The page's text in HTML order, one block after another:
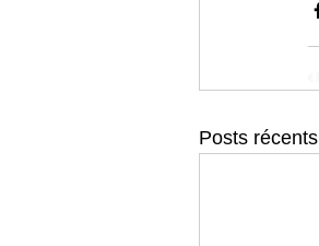
Posts récents